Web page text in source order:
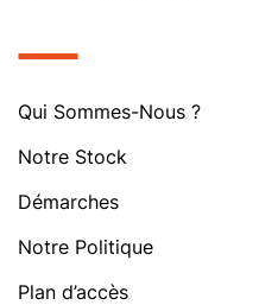
Qui Sommes-Nous ?
Notre Stock
Démarches
Notre Politique
Plan d’accès